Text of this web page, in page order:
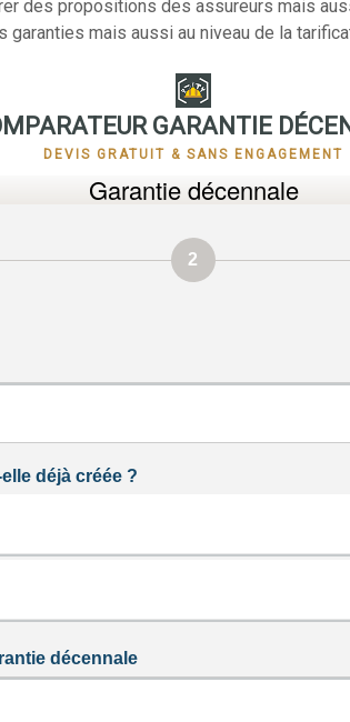
des propositions des assureurs mais
garanties mais aussi au niveau de la
GARANTIE
DEVIS GRATUIT & SANS ENGAGEMENT